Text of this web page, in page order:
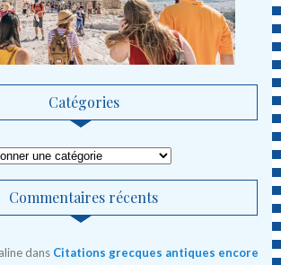
Catégories
Commentaires récents
dans Citations grecques antiques encore